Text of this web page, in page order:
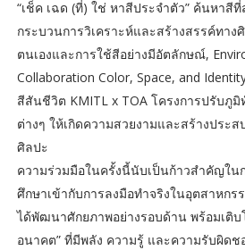
“เช็ค เฉด (ที่) ใช่ หาสีประจำตัว” ค้นหาสี
กระบวนการวิเคราะห์และสร้างสรรค์ทาง
ตนเองและการใช้สีอย่างมีอัตลักษณ์,
Collaboration Color, Space, and
สีสันชีวิต KMITL x TOA โครงการปรับ
ต่างๆ ให้เกิดความสวยงามและสร้างประ
ศิลปะ
ความร่วมมือในครั้งนี้นับเป็นก้าวสำคัญใน
ศึกษาเข้ากับการลงมือทำจริงในอุตสาหกร
ได้พัฒนาศักยภาพอย่างรอบด้าน พร้อมเติบ
อนาคต” ที่มีพลัง ความรู้ และความรับผิดช